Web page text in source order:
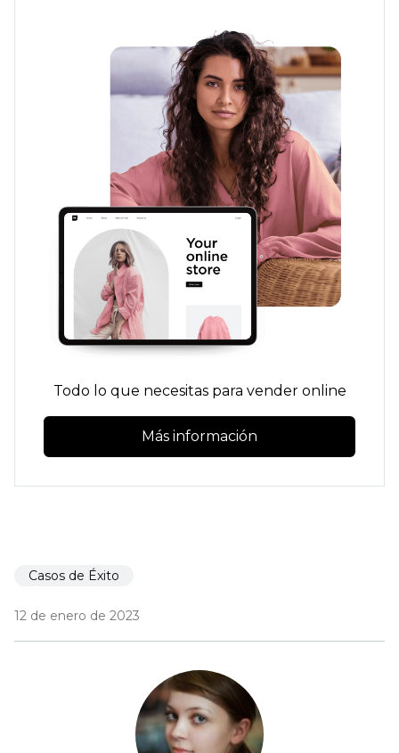
Todo lo que necesitas para vender online
Más información
Casos de Éxito
12 de enero de 2023